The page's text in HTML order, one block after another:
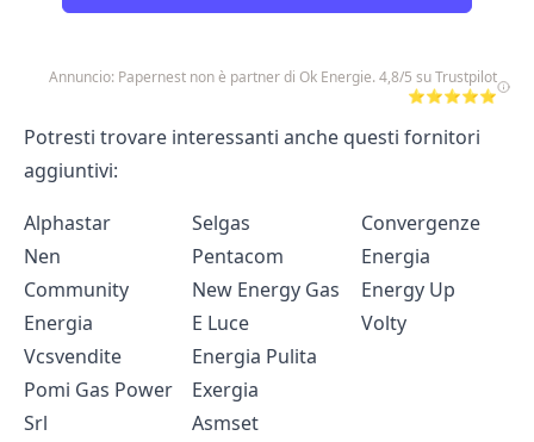
Annuncio: Papernest non è partner di Ok Energie. 4,8/5 su Trustpilot
⭐⭐⭐⭐⭐
Potresti trovare interessanti anche questi fornitori
aggiuntivi:
Alphastar
Nen
Community
Energia
Vcsvendite
Pomi Gas Power
Srl
Selgas
Pentacom
New Energy Gas
E Luce
Energia Pulita
Exergia
Asmset
Convergenze
Energia
Energy Up
Volty